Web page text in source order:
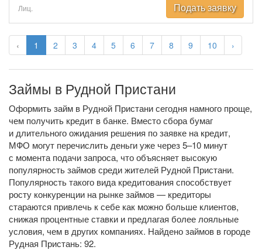
‹ 1 2 3 4 5 6 7 8 9 10 ›
Лиц. Подать заявку
Займы в Рудной Пристани
Оформить займ в Рудной Пристани сегодня намного проще,
чем получить кредит в банке. Вместо сбора бумаг
и длительного ожидания решения по заявке на кредит,
МФО могут перечислить деньги уже через 5–10 минут
с момента подачи запроса, что объясняет высокую
популярность займов среди жителей Рудной Пристани.
Популярность такого вида кредитования способствует
росту конкуренции на рынке займов — кредиторы
стараются привлечь к себе как можно больше клиентов,
снижая процентные ставки и предлагая более лояльные
условия, чем в других компаниях. Найдено займов в городе
Рудная Пристань: 92.